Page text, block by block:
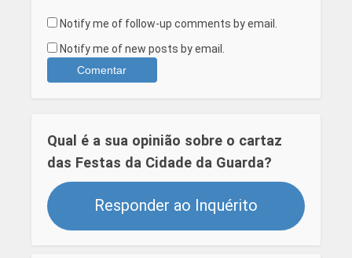
Notify me of follow-up comments by email.
Notify me of new posts by email.
Qual é a sua opinião sobre o cartaz
das Festas da Cidade da Guarda?
Responder ao Inquérito